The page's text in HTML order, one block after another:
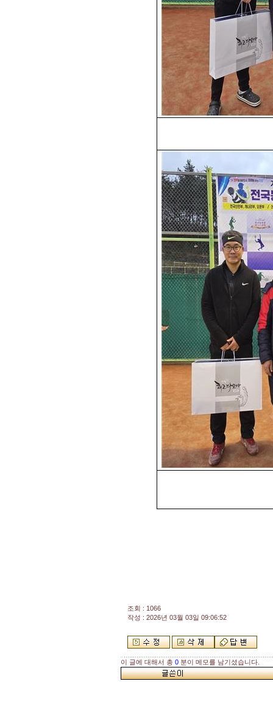
조회 : 1066
작성 : 2026년 03월 03일 09:06:52
이 글에 대해서 총 0 분이 메모를 남기셨습니다.